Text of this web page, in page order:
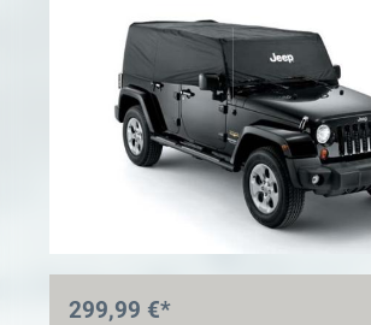
299,99 €*